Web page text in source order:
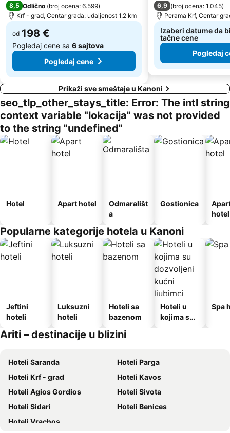
8,5 Odlično (broj ocena: 6.599)
Krf - grad, Centar grada: udaljenost 1.2 km
od 198 €
Pogledaj cene sa 6 sajtova
Pogledaj cene
6,9 (broj ocena: 1.045)
Perama Krf, Centar
Izaberi datume da
tačne cene
Pogledaj
Prikaži sve smeštaje u Kanoni
seo_tlp_other_stays_title: Error: The intl string
context variable "lokacija" was not provided
to the string "undefined"
Hotel Apart hotel
Odmarališt
a
Gostionica
hotel
Popularne kategorije hotela u Kanoni
Jeftini
hoteli
Luksuzni
hoteli
Hoteli sa
bazenom
Hoteli u
kojima su
Spa
Ariti – destinacije u blizini
Hoteli Saranda
Hoteli Parga
Hoteli Krf - grad
Hoteli Kavos
Hoteli Agios Gordios
Hoteli Sivota
Hoteli Sidari
Hoteli Benices
Hoteli Vrachos